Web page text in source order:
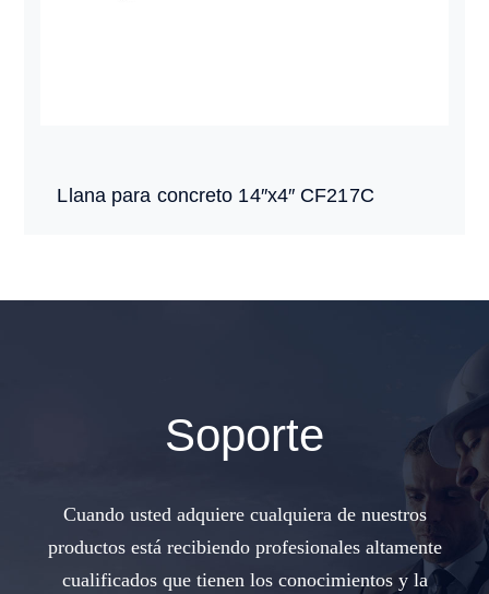
Llana para concreto 14″x4″ CF217C
Soporte
Cuando usted adquiere cualquiera de nuestros
productos está recibiendo profesionales altamente
cualificados que tienen los conocimientos y la